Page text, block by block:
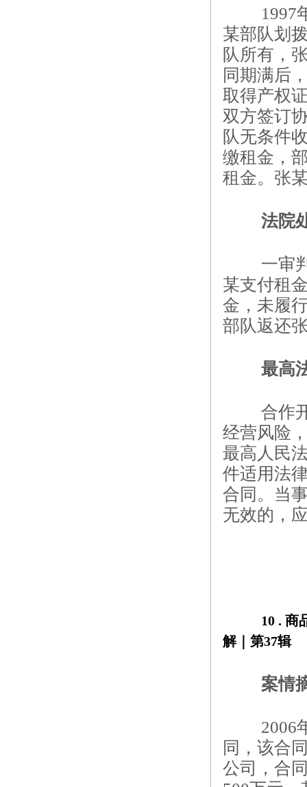
1997
某部队划
队所有，
同期满后
取得产权
双方签订
队无条件
缴租金，
租金。张
法院
一审
某支付租
金，未履
部队返还
最高
合作
经营风险
最高人民
件适用法
合同。当
无效的，
10 . 商
解｜第37辑
案情
2006
同，该合
公司，合